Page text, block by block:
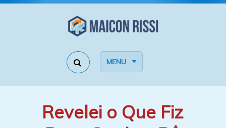
MENU
Revelei o Que Fiz